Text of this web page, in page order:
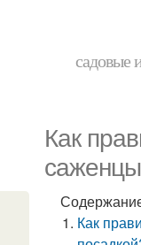
садовые
Как
Как